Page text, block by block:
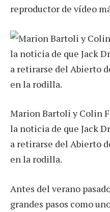
reproductor de vídeo
Marion Bartoli y Colin
la noticia de que Jack
a retirarse del Abierto
en la rodilla.
Antes del verano
grandes pasos como